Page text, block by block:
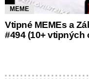
MEME
Vtipné MEMEs a
#494 (10+ vtipných